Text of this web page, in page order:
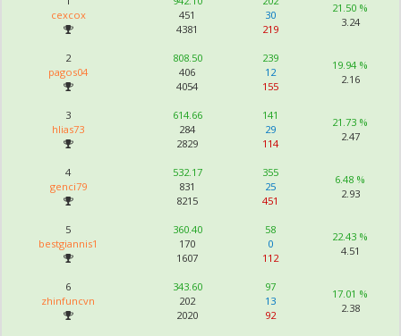
cexcox
451
4381
30
219
21.50 %
3.24
2
pagos04
808.50
406
4054
239
12
155
19.94 %
2.16
3
hlias73
614.66
284
2829
141
29
114
21.73 %
2.47
4
genci79
532.17
831
8215
355
25
451
6.48 %
2.93
5
bestgiannis1
360.40
170
1607
58
0
112
22.43 %
4.51
6
zhinfuncvn
343.60
202
2020
97
13
92
17.01 %
2.38